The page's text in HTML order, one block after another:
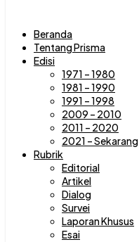
Beranda
Tentang Prisma
Edisi
1971 – 1980
1981 – 1990
1991 – 1998
2009 – 2010
2011 – 2020
2021 – Sekarang
Rubrik
Editorial
Artikel
Dialog
Survei
Laporan Khusus
Esai